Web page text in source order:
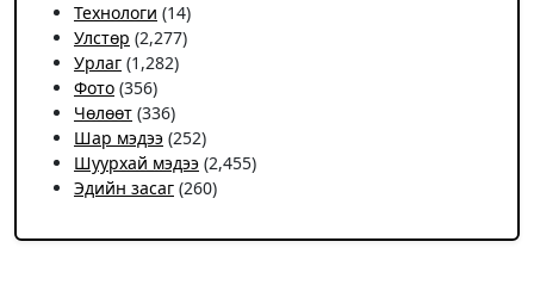
Технологи (14)
Улстөр (2,277)
Урлаг (1,282)
Фото (356)
Чѳлѳѳт (336)
Шар мэдээ (252)
Шуурхай мэдээ (2,455)
Эдийн засаг (260)